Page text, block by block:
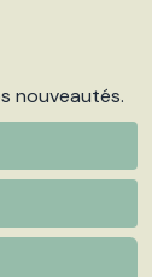
nouveautés.